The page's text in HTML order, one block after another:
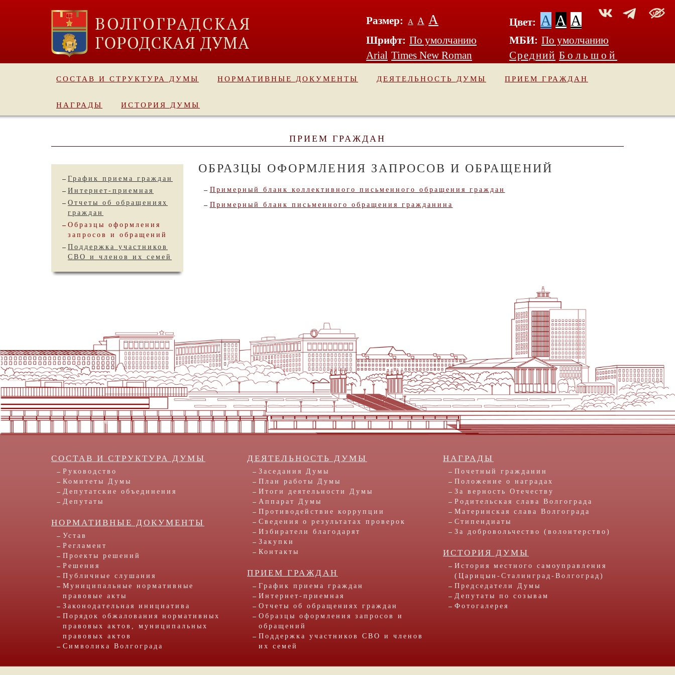
Размер: А А А Цвет: A A A
Шрифт: По умолчанию
Arial Times New Roman
МБИ: По умолчанию
Средний Большой
СОСТАВ И СТРУКТУРА ДУМЫ НОРМАТИВНЫЕ ДОКУМЕНТЫ ДЕЯТЕЛЬНОСТЬ ДУМЫ ПРИЕМ ГРАЖДАН
НАГРАДЫ ИСТОРИЯ ДУМЫ
ПРИЕМ ГРАЖДАН
График приема граждан
Интернет-приемная
Отчеты об обращениях
граждан
Образцы оформления
запросов и обращений
Поддержка участников
СВО и членов их семей
ОБРАЗЦЫ ОФОРМЛЕНИЯ ЗАПРОСОВ И ОБРАЩЕНИЙ
Примерный бланк коллективного письменного обращения граждан
Примерный бланк письменного обращения гражданина
СОСТАВ И СТРУКТУРА ДУМЫ
Руководство
Комитеты Думы
Депутатские объединения
Депутаты
НОРМАТИВНЫЕ ДОКУМЕНТЫ
Устав
Регламент
Проекты решений
Решения
Публичные слушания
Муниципальные нормативные
правовые акты
Законодательная инициатива
Порядок обжалования нормативных
правовых актов, муниципальных
правовых актов
Символика Волгограда
ДЕЯТЕЛЬНОСТЬ ДУМЫ
Заседания Думы
План работы Думы
Итоги деятельности Думы
Аппарат Думы
Противодействие коррупции
Сведения о результатах проверок
Избиратели благодарят
Закупки
Контакты
ПРИЕМ ГРАЖДАН
График приема граждан
Интернет-приемная
Отчеты об обращениях граждан
Образцы оформления запросов и
обращений
Поддержка участников СВО и членов
их семей
НАГРАДЫ
Почетный гражданин
Положение о наградах
За верность Отечеству
Родительская слава Волгограда
Материнская слава Волгограда
Стипендиаты
За добровольчество (волонтерство)
ИСТОРИЯ ДУМЫ
История местного самоуправления
(Царицын-Сталинград-Волгоград)
Председатели Думы
Депутаты по созывам
Фотогалерея